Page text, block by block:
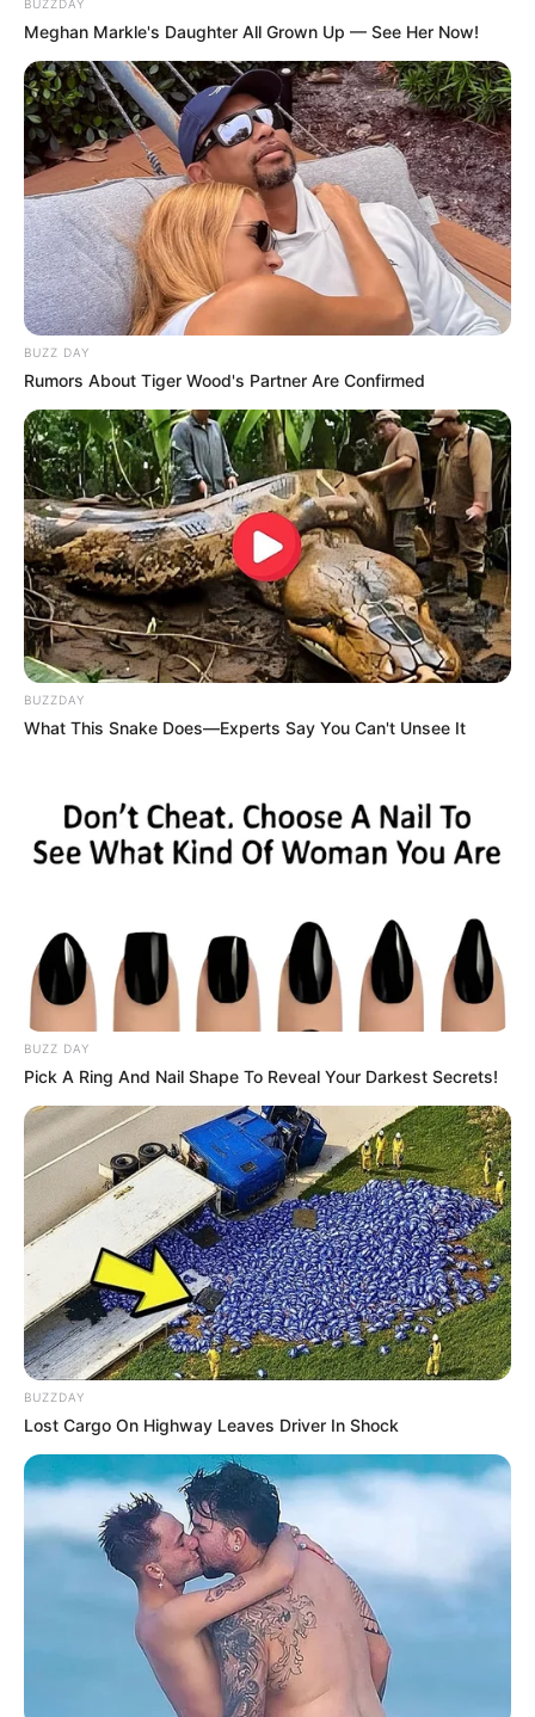
Bandeira tarifária de janeiro se
mantém verde, sem cobrança
Fonte: Agência Brasil
Share
O consumo de energia elétrica fechou os primeiros três meses do
ano com queda acumulada de 4,2% em relação ao mesmo
período do ano passado  (Marcelo Camargo/Agência Brasil)©
Marcelo Camargo/Agência Brasil
A melhora das condições de geração de energia, em
especial devido às chuvas que melhoraram os níveis dos
reservatórios das usinas hidrelétricas, garantiram a
BUZZDAY
Meghan Markle's Daughter All Grown Up — See Her Now!
BUZZ DAY
Rumors About Tiger Wood's Partner Are Confirmed
BUZZDAY
What This Snake Does—Experts Say You Can't Unsee It
BUZZ DAY
Pick A Ring And Nail Shape To Reveal Your Darkest Secrets!
BUZZDAY
Lost Cargo On Highway Leaves Driver In Shock